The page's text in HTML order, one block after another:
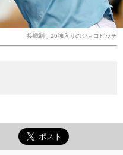
接戦制し16強入りのジョコビッチ